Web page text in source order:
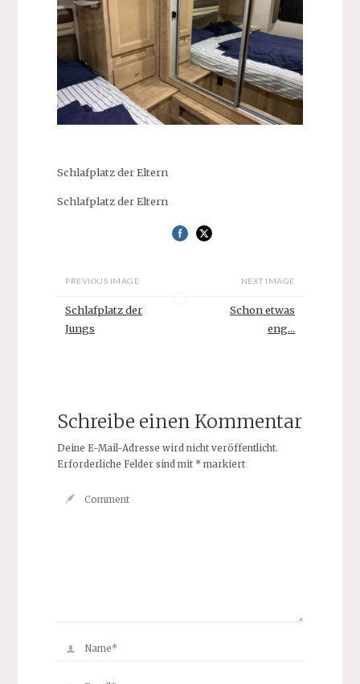
Schlafplatz der Eltern
Schlafplatz der Eltern
PREVIOUS IMAGE
Schlafplatz der
Jungs
NEXT IMAGE
Schon etwas
eng...
Schreibe einen Kommentar
Deine E-Mail-Adresse wird nicht veröffentlicht.
Erforderliche Felder sind mit *markiert